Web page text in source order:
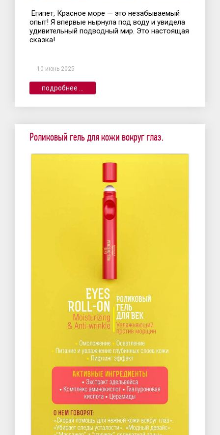
Египет, Красное море — это незабываемый
опыт! Я впервые нырнула под воду и увидела
удивительный подводный мир. Это настоящая
сказка!
10 июнь 2025
подробнее ...
Роликовый гель для кожи вокруг глаз.